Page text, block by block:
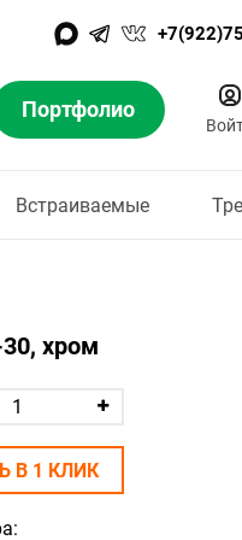
Портфолио
Встраиваемые
хром
В 1 КЛИК